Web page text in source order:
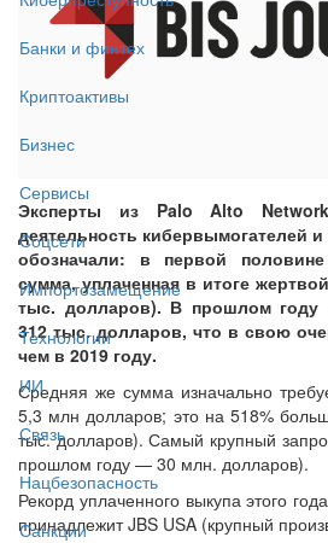
Банки и финтех
Криптоактивы
Бизнес
Сервисы
Соцсети
Импортозамещение
Технологии
ИИ
Связь
Нацбезопасность
Санкции
Эксперты из Palo Alto
деятельность кибервымогателей
обозначали: в первой
сумма, уплаченная в итоге
тыс. долларов). В прошлом году
312 тыс. долларов, что в свою
чем в 2019 году.
Средняя же сумма изначально
5,3 млн долларов; это на 518%
тыс. долларов). Самый крупный
прошлом году — 30 млн. долларов).
Рекорд уплаченного выкупа этого
принадлежит JBS USA (крупный